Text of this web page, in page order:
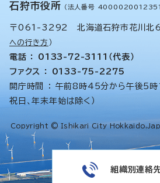
石狩市役所 （法人番号 4000020012351
〒061-3292 北海道石狩市花川北
への行き方 ）
電話 ： 0133-72-3111（代表）
ファクス ： 0133-75-2275
開庁時間 ： 午前8時45分から午後5時
祝日、年末年始は除く）
Copyright © Ishikari City
組織別連絡